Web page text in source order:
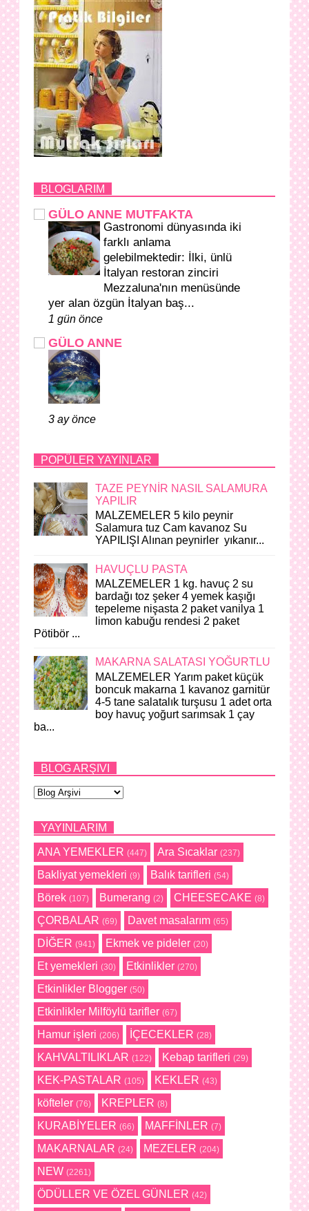
BLOGLARIM
GÜLO ANNE MUTFAKTA
Gastronomi dünyasında iki
farklı anlama
gelebilmektedir: İlki, ünlü
İtalyan restoran zinciri
Mezzaluna'nın menüsünde
yer alan özgün İtalyan baş...
1 gün önce
GÜLO ANNE
3 ay önce
POPÜLER YAYINLAR
TAZE PEYNİR NASIL SALAMURA
YAPILIR
MALZEMELER 5 kilo peynir
Salamura tuz Cam kavanoz Su
YAPILIŞI Alınan peynirler yıkanır...
HAVUÇLU PASTA
MALZEMELER 1 kg. havuç 2 su
bardağı toz şeker 4 yemek kaşığı
tepeleme nişasta 2 paket vanilya 1
limon kabuğu rendesi 2 paket
Pötibör ...
MAKARNA SALATASI YOĞURTLU
MALZEMELER Yarım paket küçük
boncuk makarna 1 kavanoz garnitür
4-5 tane salatalık turşusu 1 adet orta
boy havuç yoğurt sarımsak 1 çay
ba...
BLOG ARŞIVI
YAYINLARIM
ANA YEMEKLER (447) Ara Sıcaklar (237)
Bakliyat yemekleri (9) Balık tarifleri (54)
Börek (107) Bumerang (2) CHEESECAKE (8)
ÇORBALAR (69) Davet masalarım (65)
DİĞER (941) Ekmek ve pideler (20)
Et yemekleri (30) Etkinlikler (270)
Etkinlikler Blogger (50)
Etkinlikler Milföylü tarifler (67)
Hamur işleri (206) İÇECEKLER (28)
KAHVALTILIKLAR (122) Kebap tarifleri (29)
KEK-PASTALAR (105) KEKLER (43)
köfteler (76) KREPLER (8)
KURABİYELER (66) MAFFİNLER (7)
MAKARNALAR (24) MEZELER (204)
NEW (2261)
ÖDÜLLER VE ÖZEL GÜNLER (42)